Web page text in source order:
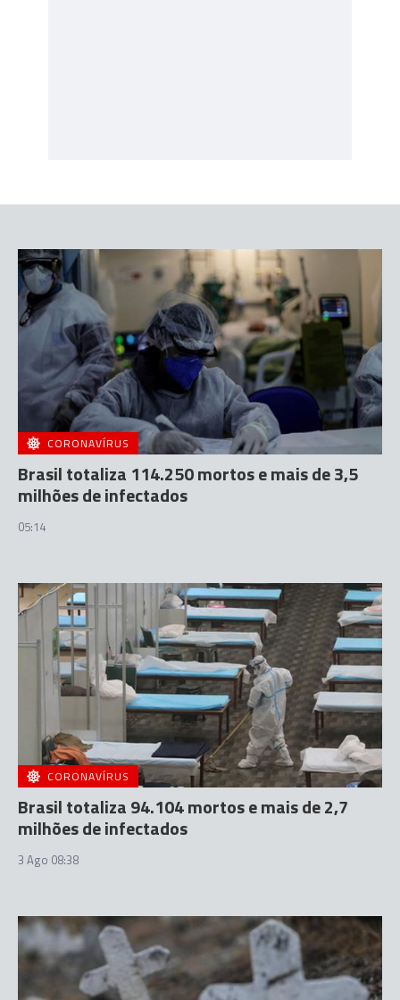
CORONAVÍRUS
Brasil totaliza 114.250 mortos e mais de 3,5
milhões de infectados
05:14
CORONAVÍRUS
Brasil totaliza 94.104 mortos e mais de 2,7
milhões de infectados
3 Ago 08:38